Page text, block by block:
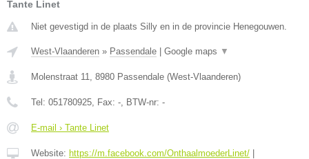
Tante Linet
Niet gevestigd in de plaats Silly en in de provincie Henegouwen.
West-Vlaanderen » Passendale Google maps ▼
Molenstraat 11 8980 Passendale (West-Vlaanderen)
Tel: 051780925 , Fax: - , BTW-nr: -
E-mail › Tante Linet
Website: https://m.facebook.com/OnthaalmoederLinet/